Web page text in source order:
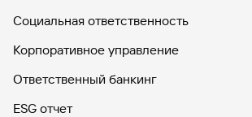
Социальная ответственность
Корпоративное управление
Ответственный банкинг
ESG отчет